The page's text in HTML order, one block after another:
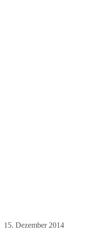
15. Dezember 2014